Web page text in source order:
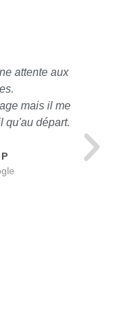
attente aux
mais il me
qu'au départ.